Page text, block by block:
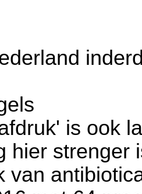
is ook
hier strenger
van